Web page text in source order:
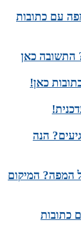
עם כתובות
התשובה כאן
כאן!
הנה
המפה? המיקום
כתובות